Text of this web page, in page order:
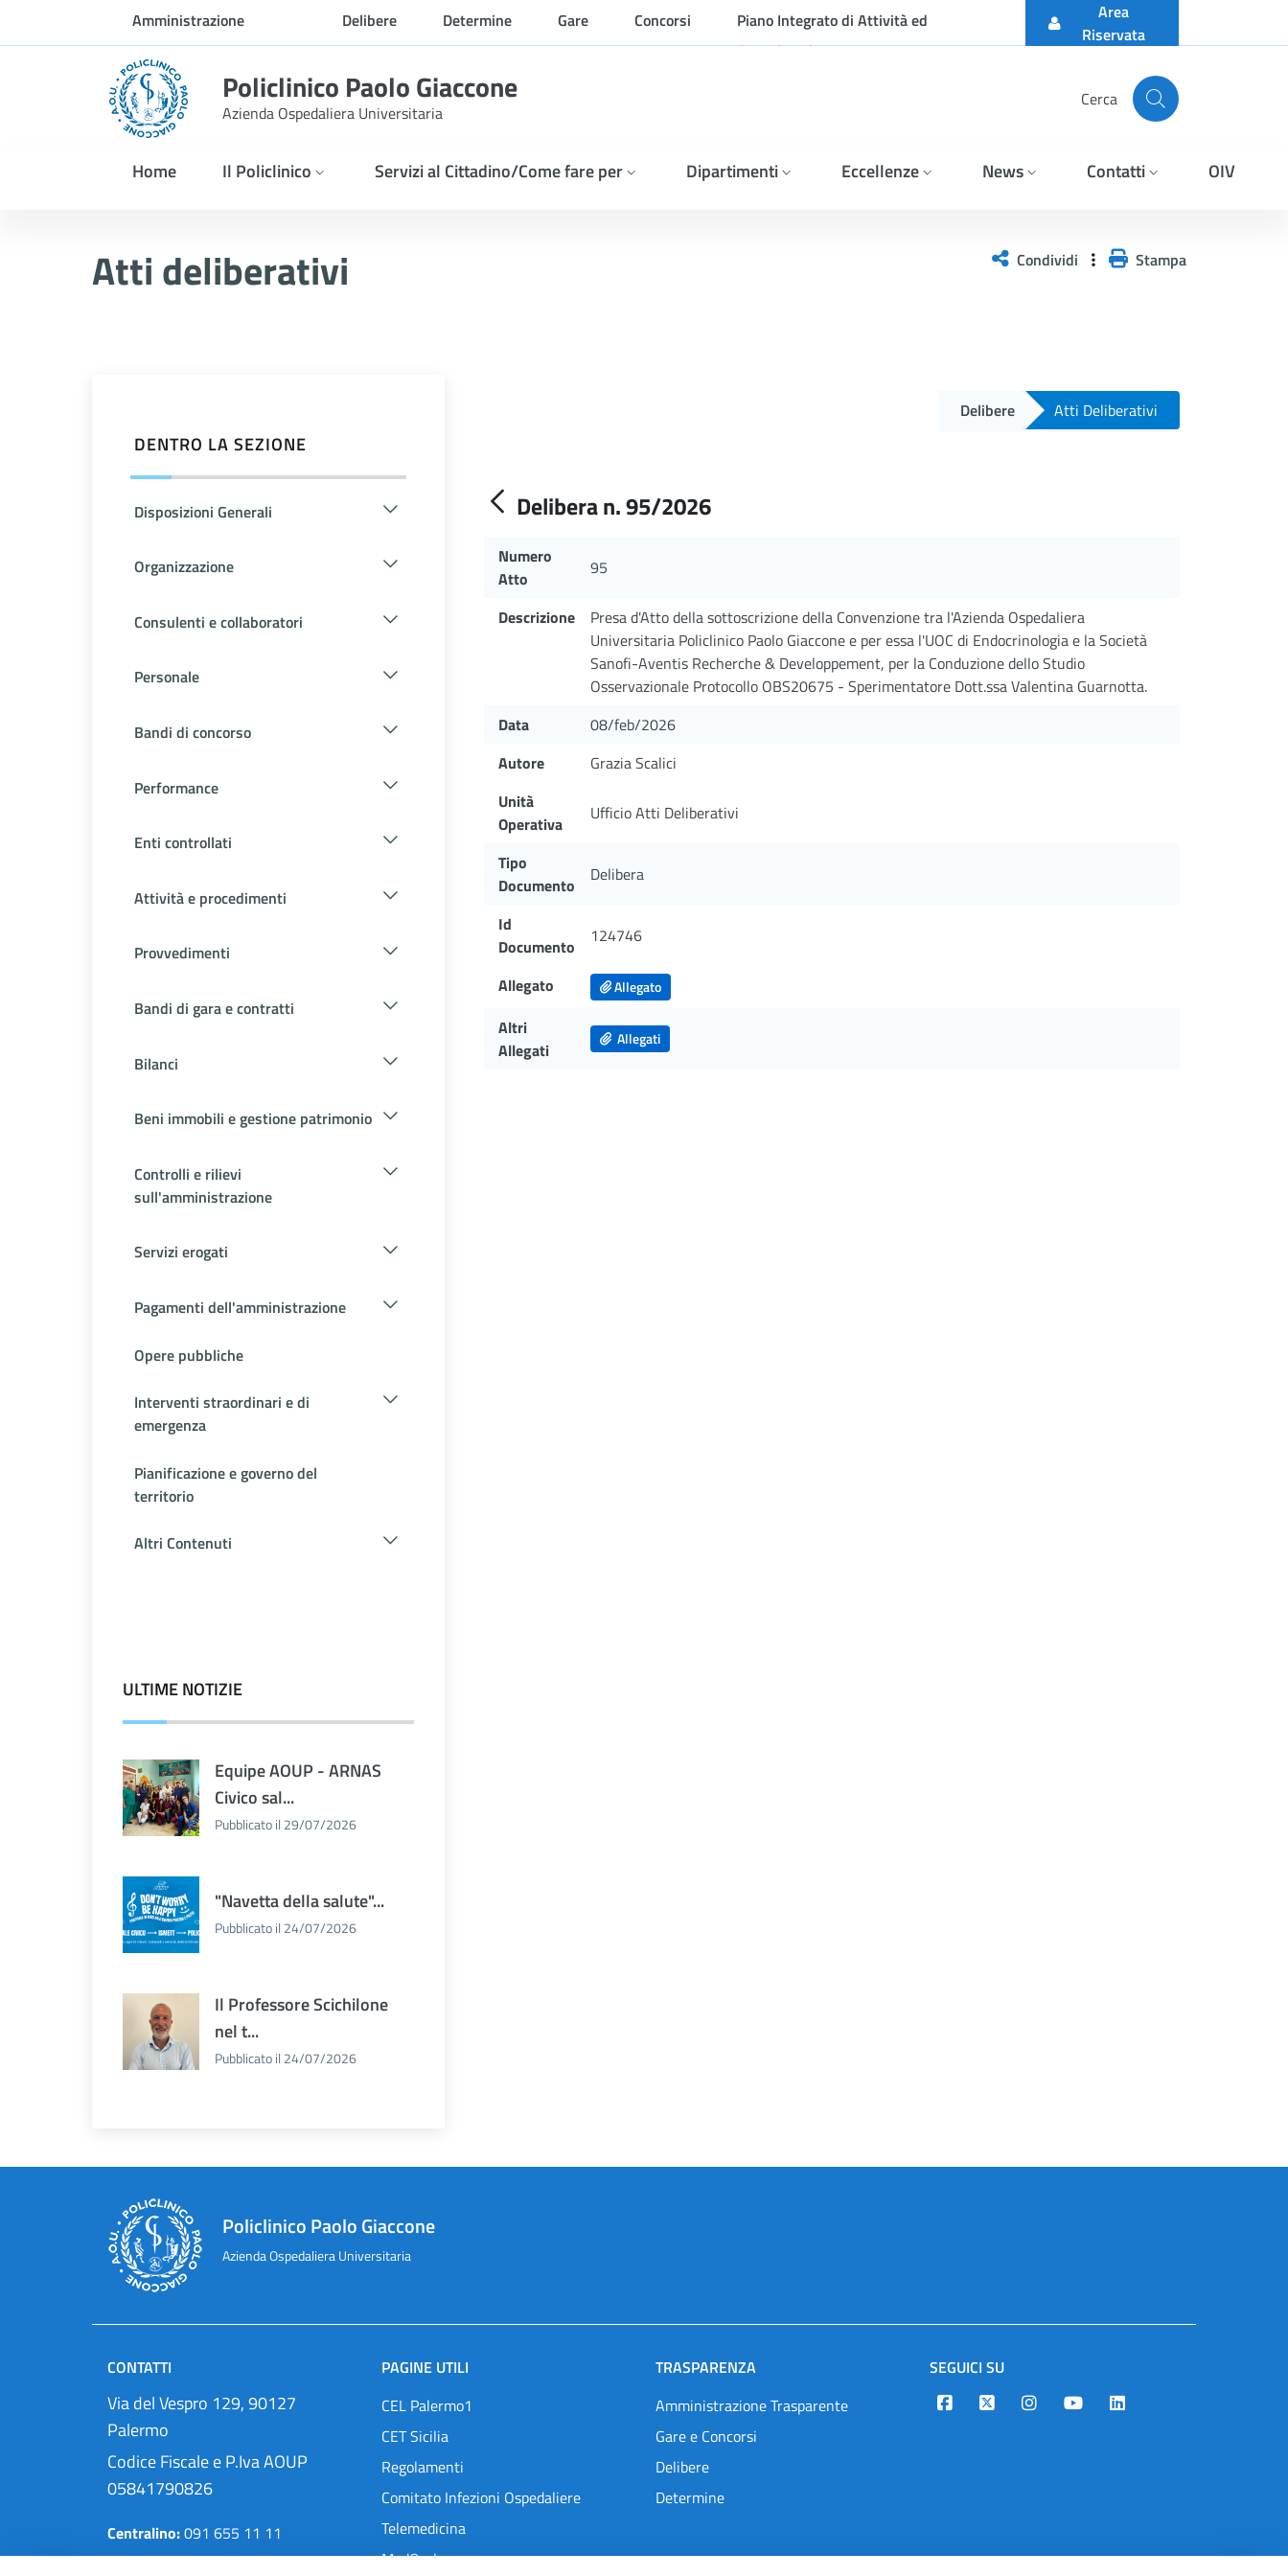
Skip to Main ContentAmministrazione
trasparente
Delibere Determine Gare Concorsi
Piano Integrato di Attività ed
Organizzazione
Area
Riservata
Policlinico Paolo Giaccone
Azienda Ospedaliera Universitaria
Cerca
Home Il Policlinico Servizi al Cittadino/Come fare per Dipartimenti Eccellenze News Contatti OIV
Atti deliberativi Condividi Stampa
DENTRO LA SEZIONE
Disposizioni Generali
Organizzazione
Consulenti e collaboratori
Personale
Bandi di concorso
Performance
Enti controllati
Attività e procedimenti
Provvedimenti
Bandi di gara e contratti
Bilanci
Beni immobili e gestione patrimonio
Controlli e rilievi
sull'amministrazione
Servizi erogati
Pagamenti dell'amministrazione
Opere pubbliche
Interventi straordinari e di
emergenza
Pianificazione e governo del
territorio
Altri Contenuti
ULTIME NOTIZIE
Equipe AOUP - ARNAS
Civico sal...
Pubblicato il 29/07/2026
"Navetta della salute"...
Pubblicato il 24/07/2026
Il Professore Scichilone
nel t...
Pubblicato il 24/07/2026
Delibere Atti Deliberativi
Delibera n. 95/2026
Numero
Atto
95
Descrizione
Presa d'Atto della sottoscrizione della Convenzione tra l'Azienda Ospedaliera
Universitaria Policlinico Paolo Giaccone e per essa l'UOC di Endocrinologia e la Società
Sanofi-Aventis Recherche & Developpement, per la Conduzione dello Studio
Osservazionale Protocollo OBS20675 - Sperimentatore Dott.ssa Valentina Guarnotta.
Data
08/feb/2026
Autore
Grazia Scalici
Unità
Operativa
Ufficio Atti Deliberativi
Tipo
Documento
Delibera
Id
Documento
124746
Allegato Allegato
Altri
Allegati
Allegati
Policlinico Paolo Giaccone
Azienda Ospedaliera Universitaria
CONTATTI
Via del Vespro 129, 90127
Palermo
Codice Fiscale e P.Iva AOUP
05841790826
Centralino:091 655 11 11
Pec:protocollo@cert.policlinico.pa.it
PAGINE UTILI
CEL Palermo1
CET Sicilia
Regolamenti
Comitato Infezioni Ospedaliere
Telemedicina
MedOral
TRASPARENZA
Amministrazione Trasparente
Gare e Concorsi
Delibere
Determine
SEGUICI SU
Designers Italia
TwitterInstagramYoutubeLinkedin